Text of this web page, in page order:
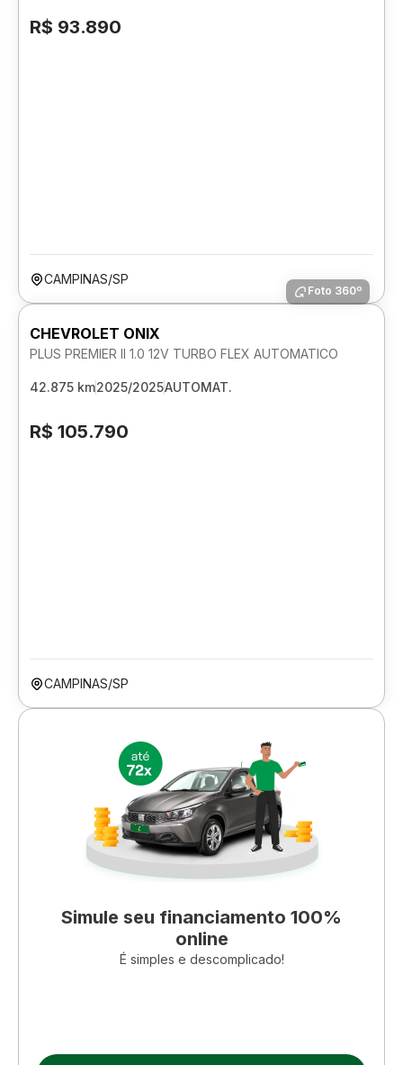
R$ 93.890
CAMPINAS/SP
Foto 360º
CHEVROLET ONIX
PLUS PREMIER II 1.0 12V TURBO FLEX AUTOMATICO
42.875 km2025/2025AUTOMAT.
R$ 105.790
CAMPINAS/SP
Simule seu financiamento 100%
online
É simples e descomplicado!